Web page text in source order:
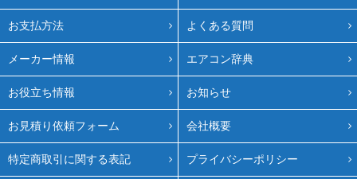
お支払方法 よくある質問
メーカー情報 エアコン辞典
お役立ち情報 お知らせ
お見積り依頼フォーム 会社概要
特定商取引に関する表記 プライバシーポリシー